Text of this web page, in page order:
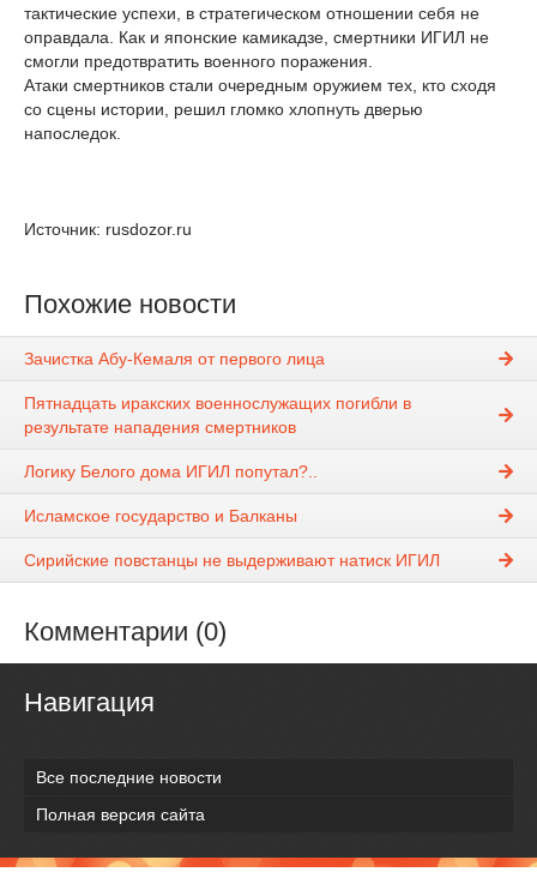
тактические успехи, в стратегическом отношении себя не
оправдала. Как и японские камикадзе, смертники ИГИЛ не
смогли предотвратить военного поражения.
Атаки смертников стали очередным оружием тех, кто сходя
со сцены истории, решил гломко хлопнуть дверью
напоследок.
Источник: rusdozor.ru
Похожие новости
Зачистка Абу-Кемаля от первого лица
Пятнадцать иракских военнослужащих погибли в
результате нападения смертников
Логику Белого дома ИГИЛ попутал?..
Исламское государство и Балканы
Сирийские повстанцы не выдерживают натиск ИГИЛ
Комментарии (0)
Навигация
Все последние новости
Полная версия сайта